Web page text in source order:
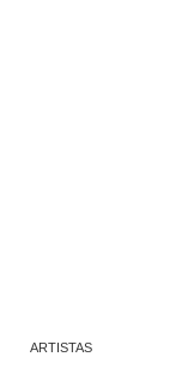
ARTISTAS